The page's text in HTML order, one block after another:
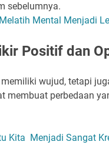
sebelumnya.
Melatih Mental Menjadi
Positif dan
wujud, tetapi
membuat perbedaan
Kita Menjadi Sangat